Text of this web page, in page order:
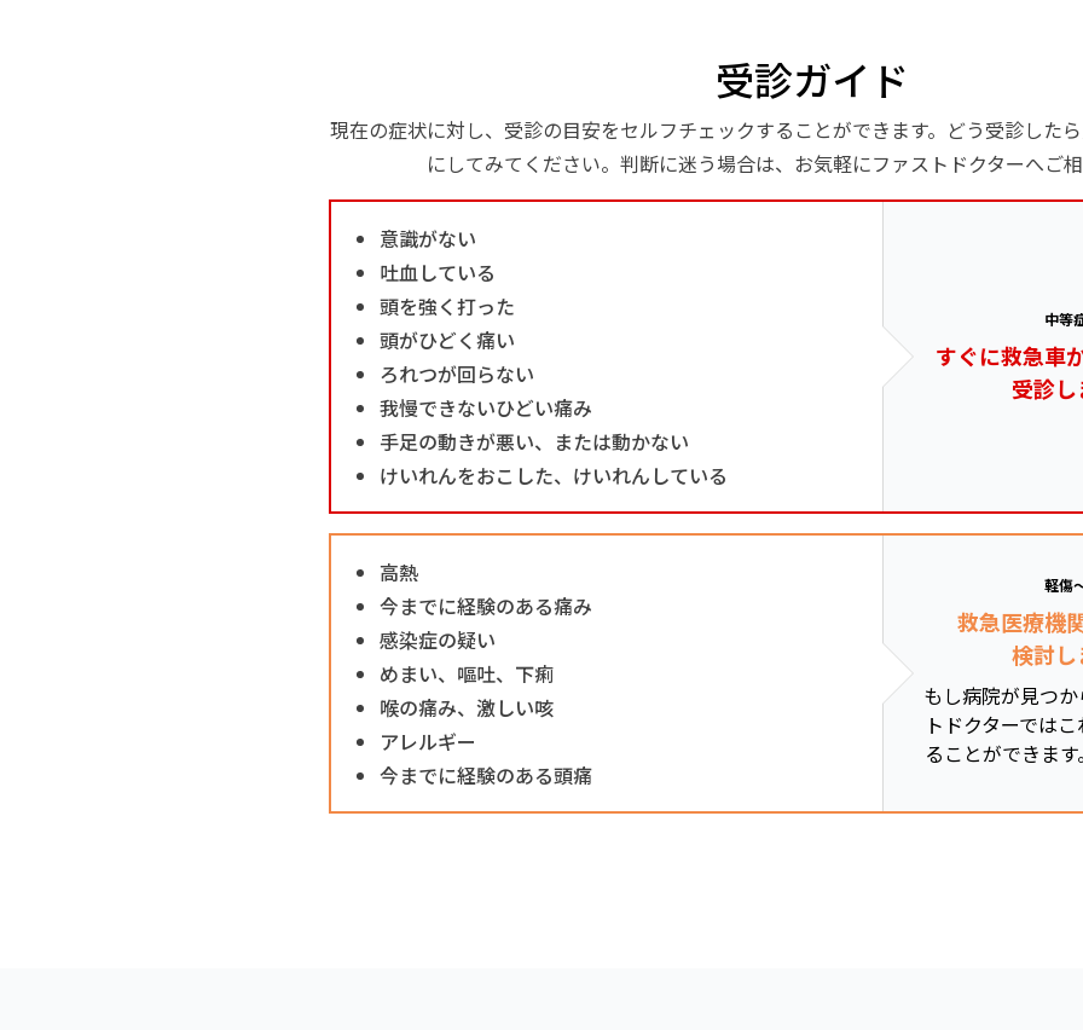
受診ガイド
現在の症状に対し、受診の目安をセルフチェックすることができます。どう受診した
にしてみてください。判断に迷う場合は、お気軽にファストドクターへご
意識がない
吐血している
頭を強く打った
頭がひどく痛い
ろれつが回らない
我慢できないひどい痛み
手足の動きが悪い、または動かない
けいれんをおこした、けいれんしている
中等
すぐに救急車
受診
高熱
今までに経験のある痛み
感染症の疑い
めまい、嘔吐、下痢
喉の痛み、激しい咳
アレルギー
今までに経験のある頭痛
軽傷
救急医療機
検討
もし病院が見つ
トドクターでは
ることができま